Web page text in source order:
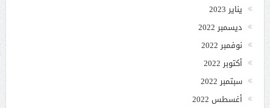
يناير 2023
ديسمبر 2022
نوفمبر 2022
أكتوبر 2022
سبتمبر 2022
أغسطس 2022